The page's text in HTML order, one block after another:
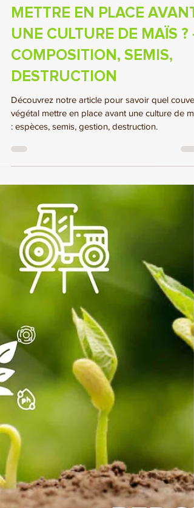
TERREOM
15 août 2024
17 min de lecture
QUEL COUVERT VÉGÉTAL
METTRE EN PLACE AVANT
UNE CULTURE DE MAÏS ? -
COMPOSITION, SEMIS,
DESTRUCTION
Découvrez notre article pour savoir quel